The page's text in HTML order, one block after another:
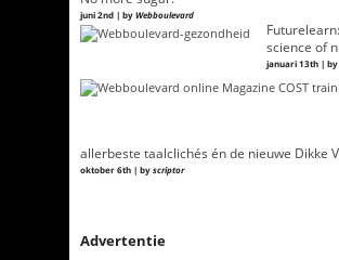
juni 2nd | byWebboulevard
science of
januari 13th | by
allerbeste taalclichés én de nieuwe Dikke
oktober 6th | byscriptor
Advertentie